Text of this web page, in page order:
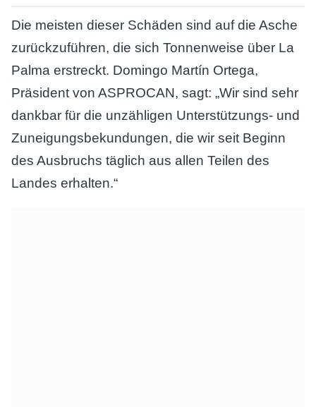
Die meisten dieser Schäden sind auf die Asche
zurückzuführen, die sich Tonnenweise über La
Palma erstreckt. Domingo Martín Ortega,
Präsident von ASPROCAN, sagt: „Wir sind sehr
dankbar für die unzähligen Unterstützungs- und
Zuneigungsbekundungen, die wir seit Beginn
des Ausbruchs täglich aus allen Teilen des
Landes erhalten.“